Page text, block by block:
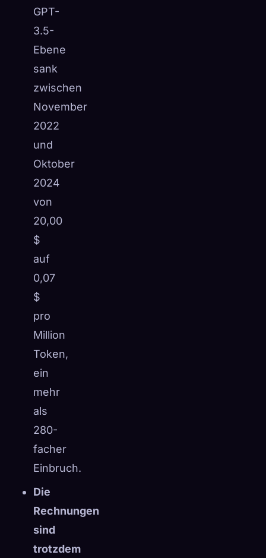
GPT-
3.5-
Ebene
sank
zwischen
November
2022
und
Oktober
2024
von
20,00
$
auf
0,07
$
pro
Million
Token,
ein
mehr
als
280-
facher
Einbruch.
Die
Rechnungen
sind
trotzdem